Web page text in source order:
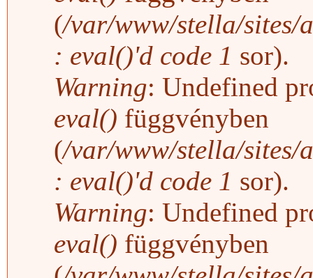
(/var/www/stella/sites/
: eval()'d code 1 sor).
Warning: Undefined
eval() függvényben
(/var/www/stella/sites/
: eval()'d code 1 sor).
Warning: Undefined
eval() függvényben